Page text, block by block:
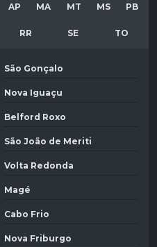
AP MA MT MS PB
RR SE TO
São Gonçalo
Nova Iguaçu
Belford Roxo
São João de Meriti
Volta Redonda
Magé
Cabo Frio
Nova Friburgo